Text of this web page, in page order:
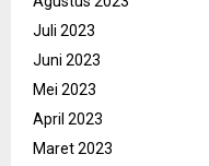
Juli 2023
Juni 2023
Mei 2023
April 2023
Maret 2023